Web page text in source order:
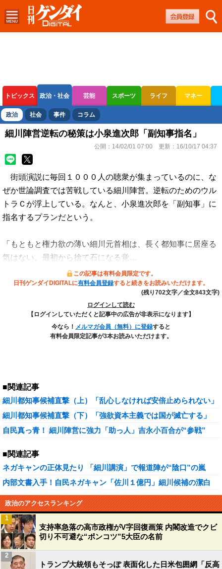
トピックス 政治・社会 芸能 スポーツ ライフ マネー
ボートレース 競輪 オートレース
政治 社会 事件 コラム
細川陣営逆転の秘策は小泉進次郎「副知事指名」
公開： 14/02/01 07:00 更新： 16/10/17 04:37
街頭演説に毎回１０００人の聴衆が集まっているのに、な
ぜか世論調査では苦戦している細川陣営。逆転のためのウル
トラＣが浮上している。なんと、小泉進次郎を「副知事」に
指名するプランだという。
「もともと権力欲の薄い細川元首相は、長く都知事に居座る
気はない。最初から捨て石になる覚…
この記事は有料会員限定です。
日刊ゲンダイDIGITALに有料会員登録すると続きをお読みいただけます。
(残り702文字／全文843文字)
ログインして読む
【ログインしていただくと記事中の広告が非表示になります】
今なら！ メルマガ会員（無料）に登録すると
有料会員限定記事が3本お読みいただけます。
■関連記事
細川都知事候補直撃（上）「乱心しなければ安倍止められない」
細川都知事候補直撃（下）「強欲資本主義では国が滅亡する」
自民真っ青！ 細川陣営に強力「助っ人」吉永小百合が“参戦”
■関連記事
ネガキャンの正体見たり 「細川講演」で報道陣が“陰口”の嵐
内部文書入手！自民ネガキャン「佐川１億円」細川候補の潔白
政治のアクセスランキング
支持率急落の高市政権がV字回復画策 内閣改造でクビ
切り不可避な“ポンコツ”5大臣の名前
1
トランプ大統領もそっぽ 表面化した日米包囲網「反高
2